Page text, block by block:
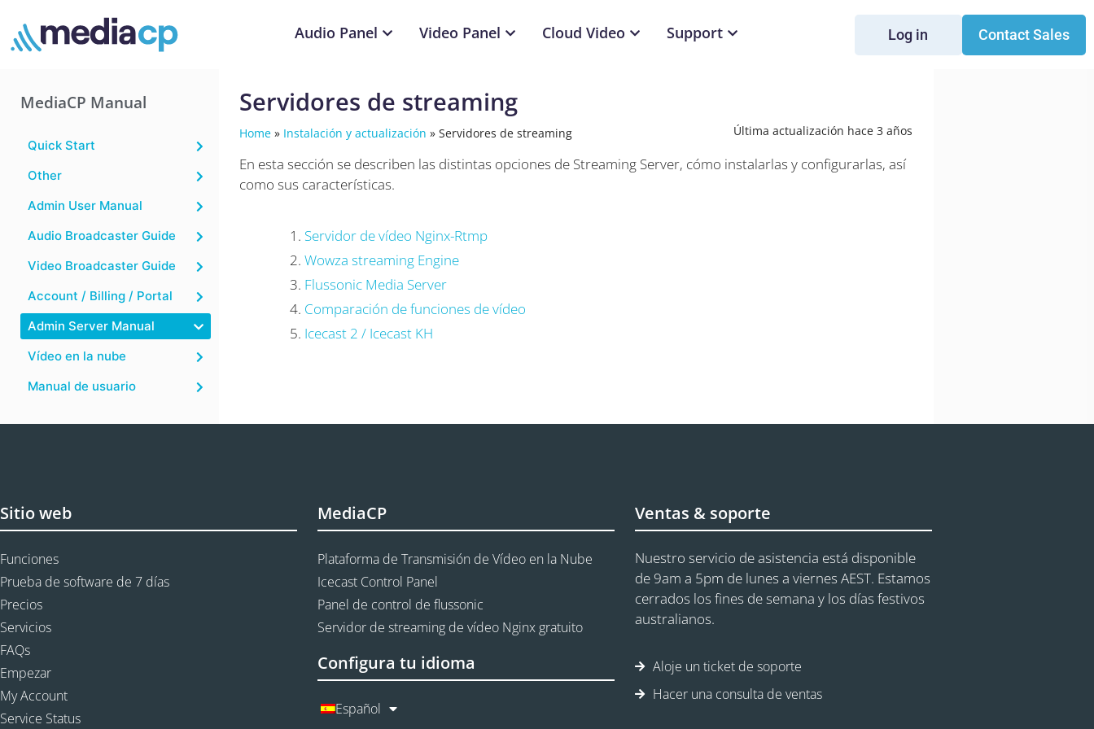
Audio Panel Video Panel Cloud Video Support Log in Contact Sales
MediaCP Manual
Quick Start
Other
Admin User Manual
Audio Broadcaster Guide
Video Broadcaster Guide
Account / Billing / Portal
Admin Server Manual
Vídeo en la nube
Manual de usuario
Servidores de streaming
Home» Instalación y actualización » Servidores de streaming Última actualización hace 3 años
En esta sección se describen las distintas opciones de Streaming Server, cómo instalarlas y configurarlas, así
como sus características.
Servidor de vídeo Nginx-Rtmp
Wowza streaming Engine
Flussonic Media Server
Comparación de funciones de vídeo
Icecast 2 / Icecast KH
Sitio web
Funciones
Prueba de software de 7 días
Precios
Servicios
FAQs
Empezar
My Account
Service Status
MediaCP
Plataforma de Transmisión de Vídeo en la Nube
Icecast Control Panel
Panel de control de flussonic
Servidor de streaming de vídeo Nginx gratuito
Configura tu idioma
Español
Ventas & soporte
Nuestro servicio de asistencia está disponible
de 9am a 5pm de lunes a viernes AEST. Estamos
cerrados los fines de semana y los días festivos
australianos.
Aloje un ticket de soporte
Hacer una consulta de ventas